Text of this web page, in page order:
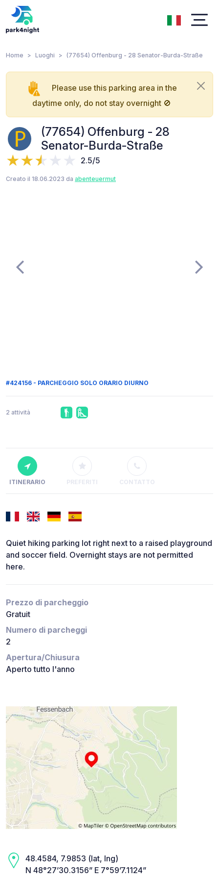
Home Luoghi (77654) Offenburg - 28 Senator-Burda-Straße
Please use this parking area in the
daytime only, do not stay overnight 🚫
(77654) Offenburg - 28
Senator-Burda-Straße
2.5/5
Creato il 18.06.2023 da abenteuermut
#424156 - PARCHEGGIO SOLO ORARIO DIURNO
2 attività
ITINERARIO PREFERITI CONTATTO
Quiet hiking parking lot right next to a raised playground
and soccer field. Overnight stays are not permitted
here.
Prezzo di parcheggio
Gratuit
Numero di parcheggi
2
Apertura/Chiusura
Aperto tutto l'anno
48.4584, 7.9853 (lat, lng)
N 48°27’30.3156” E 7°59’7.1124”